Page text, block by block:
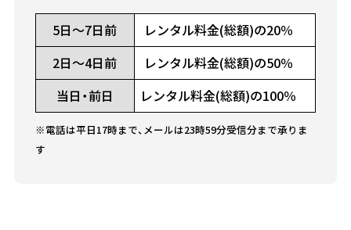
5日～7日前
レンタル料金(総額)の20％
2日～4日前
レンタル料金(総額)の50％
当日・前日
レンタル料金(総額)の100％
※電話は平日17時まで、メールは23時59分受信分まで承りま
す